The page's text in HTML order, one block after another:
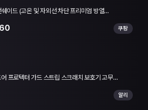
이드 (고온 및 자외선 차단 프리미엄 방열…
쿠팡
프로텍터 가드 스트립 스크래치 보호기 고무…
알리